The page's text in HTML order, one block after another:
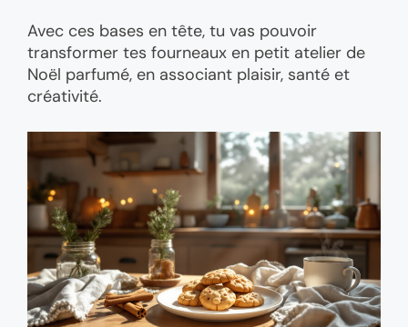
Avec ces bases en tête, tu vas pouvoir
transformer tes fourneaux en petit atelier de
Noël parfumé, en associant plaisir, santé et
créativité.